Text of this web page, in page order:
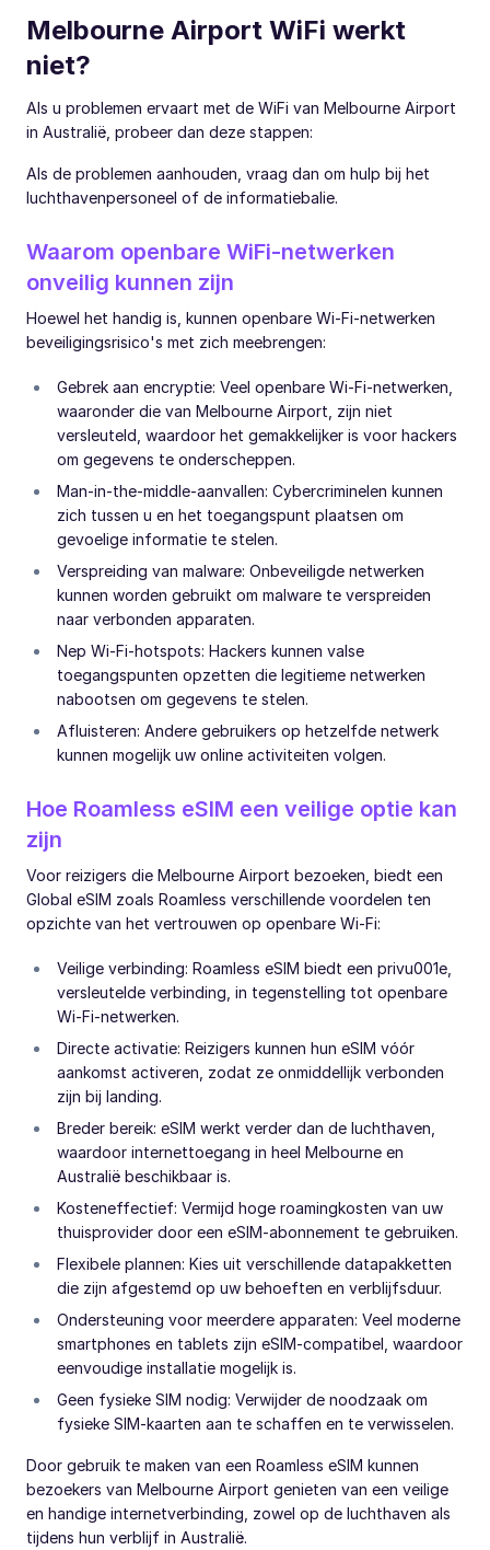
Melbourne Airport WiFi werkt
niet?
Als u problemen ervaart met de WiFi van Melbourne Airport
in Australië, probeer dan deze stappen:
Als de problemen aanhouden, vraag dan om hulp bij het
luchthavenpersoneel of de informatiebalie.
Waarom openbare WiFi-netwerken
onveilig kunnen zijn
Hoewel het handig is, kunnen openbare Wi-Fi-netwerken
beveiligingsrisico's met zich meebrengen:
Gebrek aan encryptie: Veel openbare Wi-Fi-netwerken,
waaronder die van Melbourne Airport, zijn niet
versleuteld, waardoor het gemakkelijker is voor hackers
om gegevens te onderscheppen.
Man-in-the-middle-aanvallen: Cybercriminelen kunnen
zich tussen u en het toegangspunt plaatsen om
gevoelige informatie te stelen.
Verspreiding van malware: Onbeveiligde netwerken
kunnen worden gebruikt om malware te verspreiden
naar verbonden apparaten.
Nep Wi-Fi-hotspots: Hackers kunnen valse
toegangspunten opzetten die legitieme netwerken
nabootsen om gegevens te stelen.
Afluisteren: Andere gebruikers op hetzelfde netwerk
kunnen mogelijk uw online activiteiten volgen.
Hoe Roamless eSIM een veilige optie kan
zijn
Voor reizigers die Melbourne Airport bezoeken, biedt een
Global eSIM zoals Roamless verschillende voordelen ten
opzichte van het vertrouwen op openbare Wi-Fi:
Veilige verbinding: Roamless eSIM biedt een privu001e,
versleutelde verbinding, in tegenstelling tot openbare
Wi-Fi-netwerken.
Directe activatie: Reizigers kunnen hun eSIM vóór
aankomst activeren, zodat ze onmiddellijk verbonden
zijn bij landing.
Breder bereik: eSIM werkt verder dan de luchthaven,
waardoor internettoegang in heel Melbourne en
Australië beschikbaar is.
Kosteneffectief: Vermijd hoge roamingkosten van uw
thuisprovider door een eSIM-abonnement te gebruiken.
Flexibele plannen: Kies uit verschillende datapakketten
die zijn afgestemd op uw behoeften en verblijfsduur.
Ondersteuning voor meerdere apparaten: Veel moderne
smartphones en tablets zijn eSIM-compatibel, waardoor
eenvoudige installatie mogelijk is.
Geen fysieke SIM nodig: Verwijder de noodzaak om
fysieke SIM-kaarten aan te schaffen en te verwisselen.
Door gebruik te maken van een Roamless eSIM kunnen
bezoekers van Melbourne Airport genieten van een veilige
en handige internetverbinding, zowel op de luchthaven als
tijdens hun verblijf in Australië.